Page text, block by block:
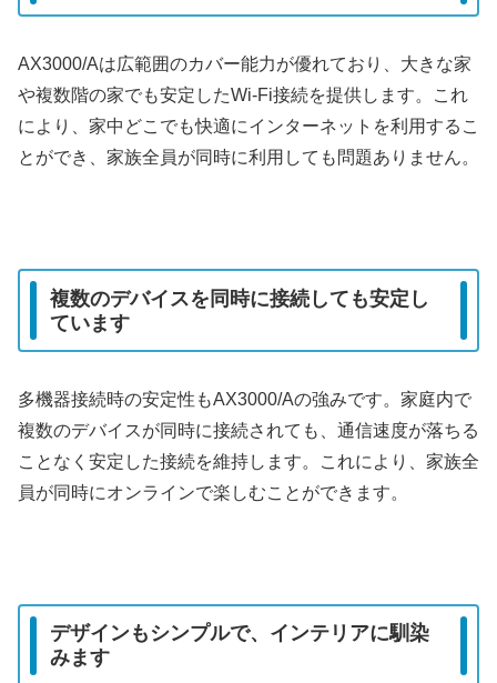
AX3000/Aは広範囲のカバー能力が優れており、大きな家
や複数階の家でも安定したWi-Fi接続を提供します。これ
により、家中どこでも快適にインターネットを利用するこ
とができ、家族全員が同時に利用しても問題ありません。
複数のデバイスを同時に接続しても安定し
ています
多機器接続時の安定性もAX3000/Aの強みです。家庭内で
複数のデバイスが同時に接続されても、通信速度が落ちる
ことなく安定した接続を維持します。これにより、家族全
員が同時にオンラインで楽しむことができます。
デザインもシンプルで、インテリアに馴染
みます